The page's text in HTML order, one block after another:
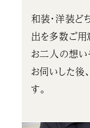
和装・洋装ど
出を多数ご用
お二人の想
お伺いした後
す。